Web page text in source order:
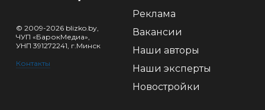
© 2009-2026 blizko.by,
ЧУП «БарокМедиа»,
УНП 391272241, г.Минск
Контакты
Реклама
Вакансии
Наши авторы
Наши эксперты
Новостройки